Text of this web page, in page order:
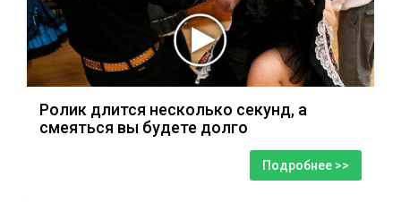
Ролик длится несколько секунд, а
смеяться вы будете долго
Подробнее >>